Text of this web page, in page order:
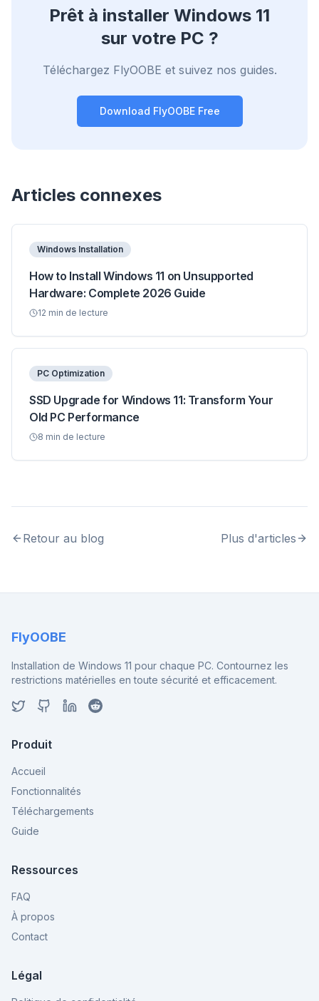
Prêt à installer Windows 11
sur votre PC ?
Téléchargez FlyOOBE et suivez nos guides.
Download FlyOOBE Free
Articles connexes
Windows Installation
How to Install Windows 11 on Unsupported
Hardware: Complete 2026 Guide
12 min de lecture
PC Optimization
SSD Upgrade for Windows 11: Transform Your
Old PC Performance
8 min de lecture
Retour au blog Plus d'articles
FlyOOBE
Installation de Windows 11 pour chaque PC. Contournez les
restrictions matérielles en toute sécurité et efficacement.
Produit
Accueil
Fonctionnalités
Téléchargements
Guide
Ressources
FAQ
À propos
Contact
Légal
traqueurs qui vous ralentissent.
Tous les navigateurs
une fois, optimisez tout.